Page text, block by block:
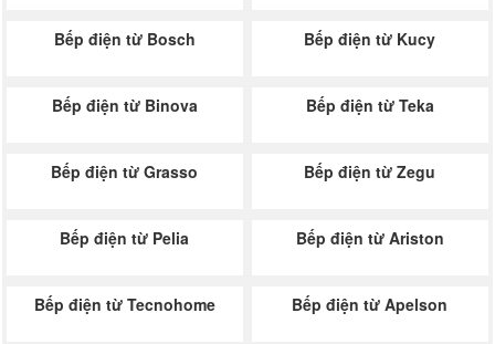
Bếp điện từ Bosch Bếp điện từ Kucy
Bếp điện từ Binova Bếp điện từ Teka
Bếp điện từ Grasso Bếp điện từ Zegu
Bếp điện từ Pelia Bếp điện từ Ariston
Bếp điện từ Tecnohome Bếp điện từ Apelson